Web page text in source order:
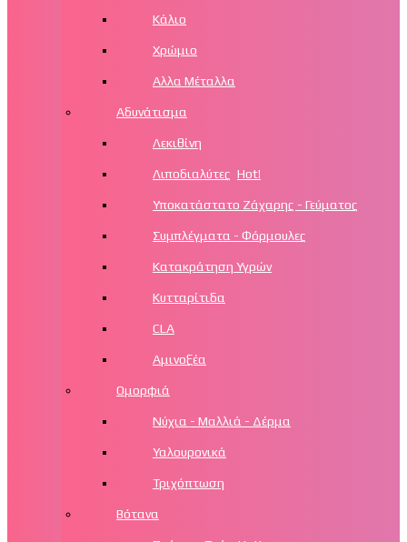
Κάλιο
Χρώμιο
Αλλα Μέταλλα
Αδυνάτισμα
Λεκιθίνη
Λιποδιαλύτες Hot!
Υποκατάστατο Ζάχαρης - Γεύματος
Συμπλέγματα - Φόρμουλες
Κατακράτηση Υγρών
Κυτταρίτιδα
CLA
Αμινοξέα
Ομορφιά
Νύχια - Μαλλιά - Δέρμα
Υαλουρονικά
Τριχόπτωση
Βότανα